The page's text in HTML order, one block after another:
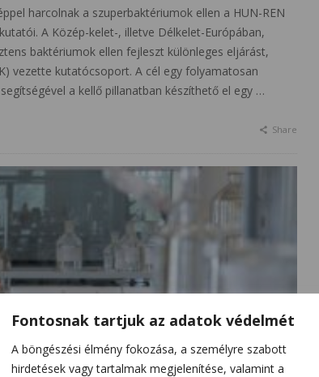
Fontosnak tartjuk az adatok védelmét
A böngészési élmény fokozása, a személyre szabott
hirdetések vagy tartalmak megjelenítése, valamint a
harcolnak a szuperbaktériumok ellen a HUN-REN
A Közép-kelet-, illetve Délkelet-Európában,
baktériumok ellen fejleszt különleges eljárást,
vezette kutatócsoport. A cél egy folyamatosan
a kellő pillanatban készíthető el egy …
Share